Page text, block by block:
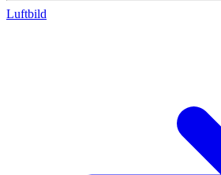
Luftbild